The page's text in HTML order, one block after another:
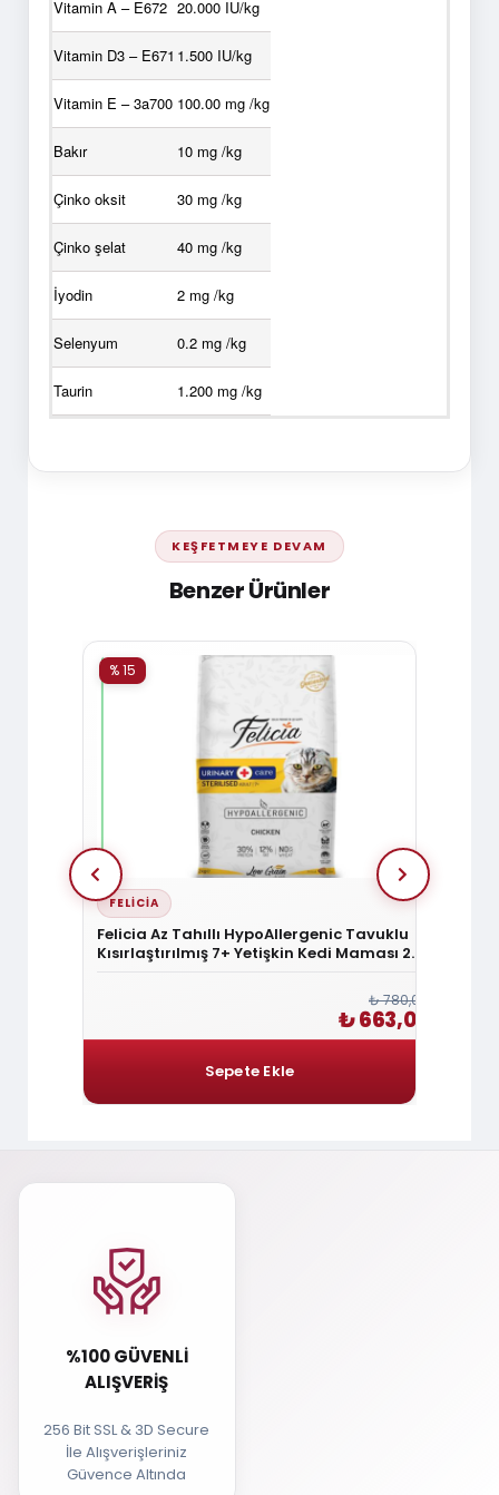
Vitamin A – E672 20.000 IU/kg
Vitamin D3 – E671 1.500 IU/kg
Vitamin E – 3a700 100.00 mg /kg
Bakır 10 mg /kg
Çinko oksit 30 mg /kg
Çinko şelat 40 mg /kg
İyodin 2 mg /kg
Selenyum 0.2 mg /kg
Taurin 1.200 mg /kg
KEŞFETMEYE DEVAM
Benzer Ürünler
FELICIA
Felicia Az Tahıllı HypoAllergenic Tavuklu
Kısırlaştırılmış 7+ Yetişkin Kedi Maması 2
% 15
₺ 780,00
₺ 663,00
%100 GÜVENLI
ALIŞVERIŞ
256 Bit SSL & 3D Secure
İle Alışverişleriniz
Güvence Altında